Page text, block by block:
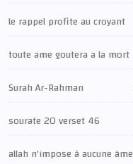
le rappel profite au croyant
toute ame goutera a la mort
Surah Ar-Rahman
sourate 20 verset 46
allah n'impose à aucune âme